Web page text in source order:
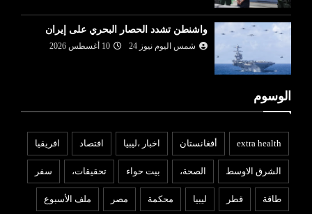
واشنطن تشدد الحصار البحري على إيران
شمس اليوم نيوز 24 10 أغسطس 2026
الوسوم
extra health أفغانستان اخبار ،ليبيا افتصاد افريقيا
الشرق الاوسط الصحة، بيت حواء تحقيقات، سفر
طاقة قطر ليبيا محكمة مصر ملف الأسبوع